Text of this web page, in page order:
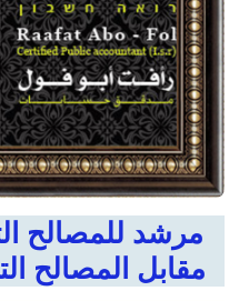
مرشد للمصالح
مقابل المصالح